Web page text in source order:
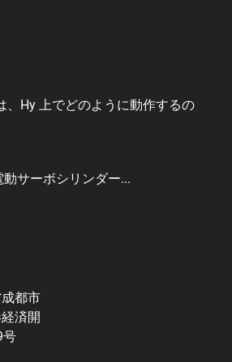
、Hy 上でどのように動作するの
サーボシリンダー...
都市
済開
号